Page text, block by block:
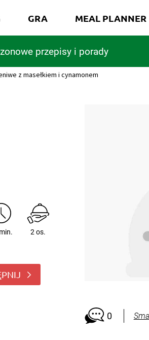
przepisy i porady
GRA MEAL PLANNER
z masełkiem i cynamonem
2 os.
0